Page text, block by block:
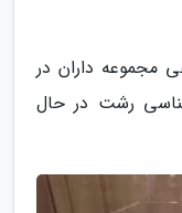
مجموعه داران در
رشت در حال